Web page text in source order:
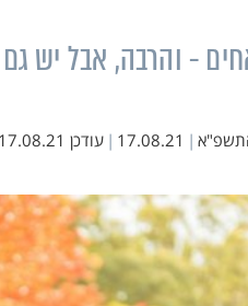
- והרבה, אבל יש
|
17.08.21
| עודכן 17.08.21 14:42